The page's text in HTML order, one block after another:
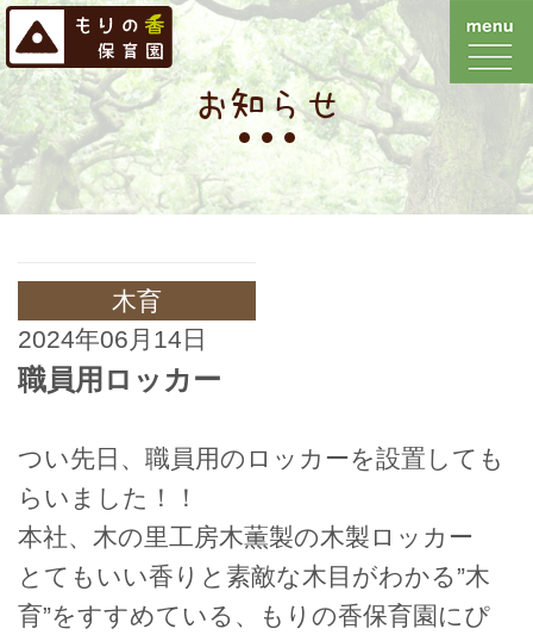
お知らせ
木育
2024年06月14日
職員用ロッカー
つい先日、職員用のロッカーを設置しても
らいました！！
本社、木の里工房木薫製の木製ロッカー
とてもいい香りと素敵な木目がわかる”木
育”をすすめている、もりの香保育園にぴ